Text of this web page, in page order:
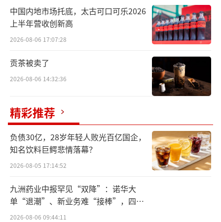
以来单宗地块成交总额最高纪录。
“广州SKP开业后将成为年销售额超百亿
级的国际消费新地标，必将为广州极大提升高
端商业资源吸附力。”越秀集团董事长陈强表
示，该集团争取今年3月底开工，在3-4年内将
公、居住等功能于一体的国际一流宜居宜业城
市综合体。一是打造高品质未来城市新样板，
二是打造世界级消费新地标，三是打造超甲级
产业办公新空间。
（责任编辑：zx0600）
中国内地市场托底，太古可口可乐2026
上半年营收创新高
2026-08-06 17:07:28
贡茶被卖了
2026-08-06 14:32:36
精彩推荐
负债30亿，28岁年轻人败光百亿国企，
知名饮料巨鳄悲情落幕？
2026-08-05 17:14:52
九洲药业中报罕见“双降”：诺华大
单“退潮”、新业务难“接棒”，四大
难关待闯
2026-08-06 09:44:11